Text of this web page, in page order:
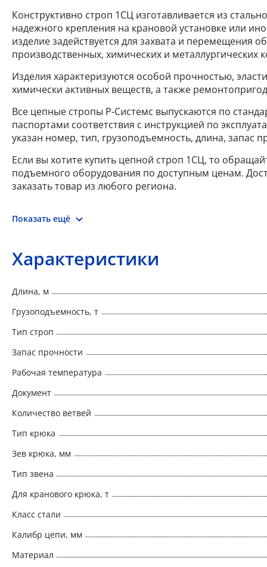
Конструктивно строп 1СЦ изготавливается из
надежного крепления на крановой установке или
изделие задействуется для захвата и перемещения
производственных, химических и металлургических
Изделия характеризуются особой прочностью,
химически активных веществ, а также
Все цепные стропы Р-Системс выпускаются по
паспортами соответствия с инструкцией по
указан номер, тип, грузоподъемность, длина, запас
Если вы хотите купить цепной строп 1СЦ, то
подъемного оборудования по доступным ценам.
заказать товар из любого региона.
Показать ещё
Характеристики
Длина, м
Грузоподъемность, т
Тип строп
Запас прочности
Рабочая температура
Документ
Количество ветвей
Тип крюка
Зев крюка, мм
Тип звена
Для кранового крюка, т
Класс стали
Калибр цепи, мм
Материал